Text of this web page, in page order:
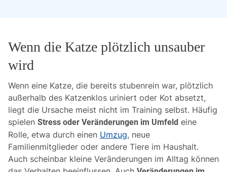
Wenn die Katze plötzlich unsauber
wird
Wenn eine Katze, die bereits stubenrein war, plötzlich
außerhalb des Katzenklos uriniert oder Kot absetzt,
liegt die Ursache meist nicht im Training selbst. Häufig
spielen Stress oder Veränderungen im Umfeld eine
Rolle, etwa durch einen Umzug, neue
Familienmitglieder oder andere Tiere im Haushalt.
Auch scheinbar kleine Veränderungen im Alltag können